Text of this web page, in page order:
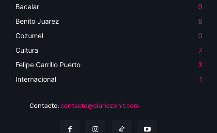
Bacalar
0
Benito Juarez
8
Cozumel
0
Cultura
7
Felipe Carrillo Puerto
3
Internacional
1
Contacto: contacto@diariozenit.com